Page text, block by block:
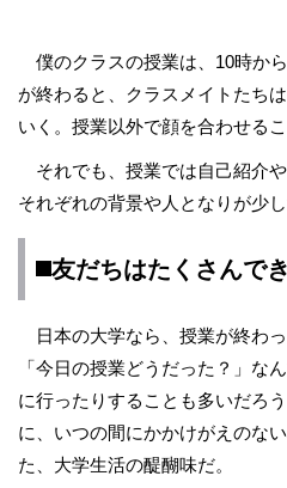
僕のクラスの授業は、10時か
が終わると、クラスメイトたち
いく。授業以外で顔を合わせる
それでも、授業では自己紹介や
それぞれの背景や人となりが少
◼️友だちはたくさんで
日本の大学なら、授業が終わっ
「今日の授業どうだった？」な
に行ったりすることも多いだろ
に、いつの間にかかけがえのな
た、大学生活の醍醐味だ。